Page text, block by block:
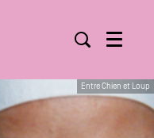
Menu
Entre Chien et Loup